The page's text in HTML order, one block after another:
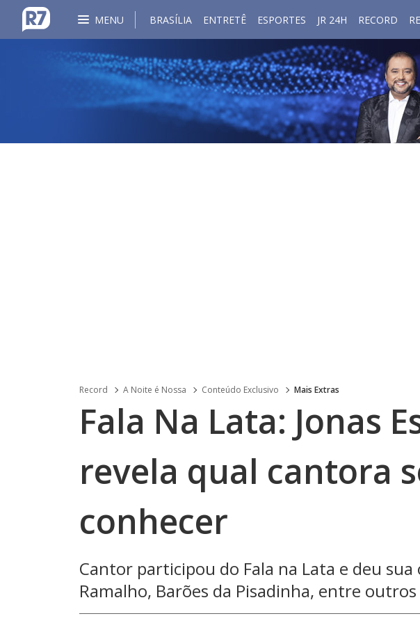
MENU BRASÍLIA ENTRETÊ ESPORTES JR 24H RECORD
Record A Noite é Nossa Conteúdo Exclusivo Mais Extras
Fala Na Lata: Jonas
revela qual cantora
conhecer
Cantor participou do Fala na Lata e deu sua
Ramalho, Barões da Pisadinha, entre